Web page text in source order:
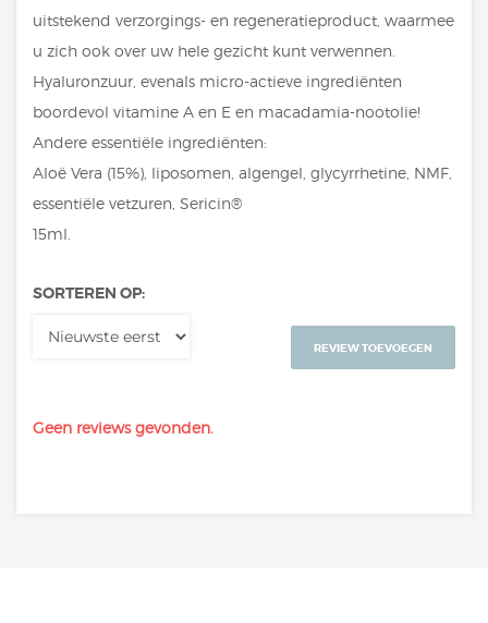
uitstekend verzorgings- en regeneratieproduct, waarmee
u zich ook over uw hele gezicht kunt verwennen.
Hyaluronzuur, evenals micro-actieve ingrediënten
boordevol vitamine A en E en macadamia-nootolie!
Andere essentiële ingrediënten:
Aloë Vera (15%), liposomen, algengel, glycyrrhetine, NMF,
essentiële vetzuren, Sericin®
15ml.
SORTEREN OP:
REVIEW TOEVOEGEN
Geen reviews gevonden.